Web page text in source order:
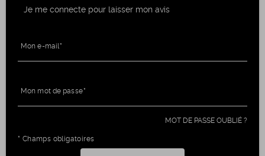
Je me connecte pour laisser mon avis
* Champs obligatoires
Mon e-mail
Mon mot de passe
MOT DE PASSE OUBLIÉ ?